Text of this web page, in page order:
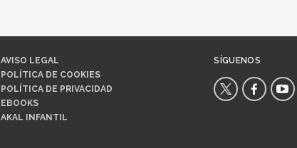
AVISO LEGAL
POLÍTICA DE COOKIES
POLÍTICA DE PRIVACIDAD
EBOOKS
AKAL INFANTIL
SÍGUENOS